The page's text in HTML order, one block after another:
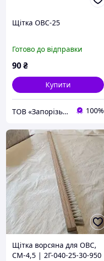
Щітка ОВС-25
Готово до відправки
90₴
Купити
ТОВ «Запорізький Зерновоз» 100%
Щітка ворсяна для ОВС,
СМ-4,5 | 2Г-040-25-30-950